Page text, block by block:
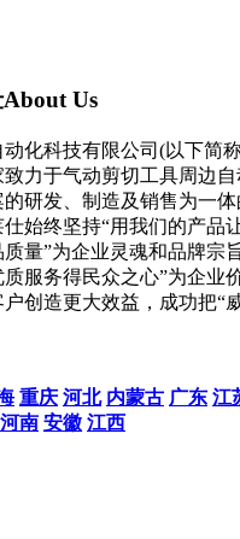
About Us
化科技有限公司(以下简
力于气动剪切工具周边
研发、制造及销售为一体
始终坚持“用我们的产品
量”为企业灵魂和品牌宗
服务得民众之心”为企业
创造更大效益，成功把“
重庆 河北 内蒙古 广东 江
河南 安徽 江西